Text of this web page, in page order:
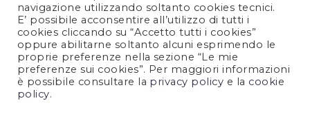
FOLLOW US
navigazione utilizzando soltanto cookies tecnici.
E’ possibile acconsentire all’utilizzo di tutti i
cookies cliccando su “Accetto tutti i cookies”
oppure abilitarne soltanto alcuni esprimendo le
proprie preferenze nella sezione “Le mie
preferenze sui cookies”. Per maggiori informazioni
è possibile consultare la privacy policy e la cookie
policy.